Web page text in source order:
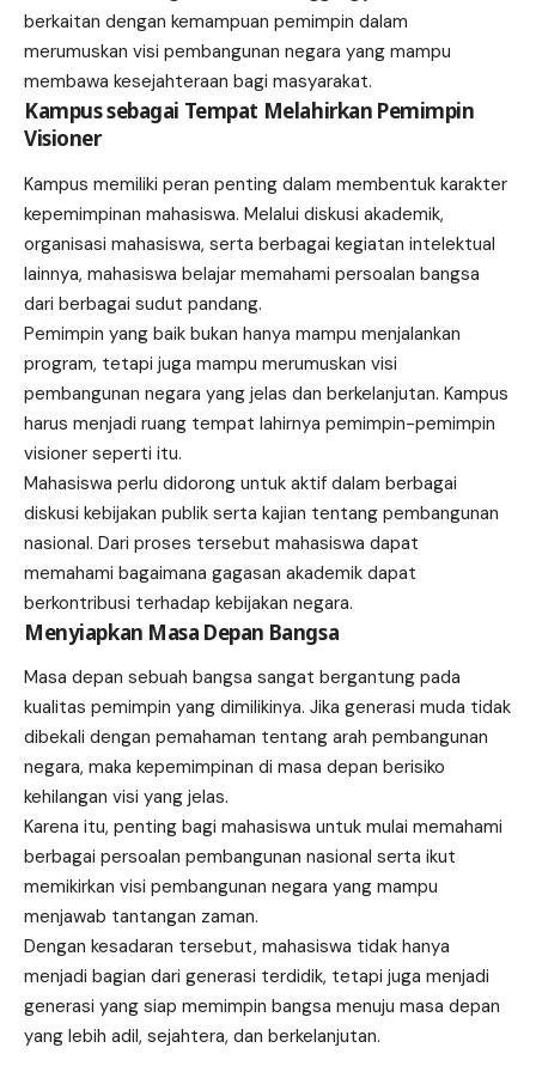
berkaitan dengan kemampuan pemimpin dalam
merumuskan visi pembangunan negara yang mampu
membawa kesejahteraan bagi masyarakat.
Kampus sebagai Tempat Melahirkan Pemimpin
Visioner
Kampus memiliki peran penting dalam membentuk karakter
kepemimpinan mahasiswa. Melalui diskusi akademik,
organisasi mahasiswa, serta berbagai kegiatan intelektual
lainnya, mahasiswa belajar memahami persoalan bangsa
dari berbagai sudut pandang.
Pemimpin yang baik bukan hanya mampu menjalankan
program, tetapi juga mampu merumuskan visi
pembangunan negara yang jelas dan berkelanjutan. Kampus
harus menjadi ruang tempat lahirnya pemimpin-pemimpin
visioner seperti itu.
Mahasiswa perlu didorong untuk aktif dalam berbagai
diskusi kebijakan publik serta kajian tentang pembangunan
nasional. Dari proses tersebut mahasiswa dapat
memahami bagaimana gagasan akademik dapat
berkontribusi terhadap kebijakan negara.
Menyiapkan Masa Depan Bangsa
Masa depan sebuah bangsa sangat bergantung pada
kualitas pemimpin yang dimilikinya. Jika generasi muda tidak
dibekali dengan pemahaman tentang arah pembangunan
negara, maka kepemimpinan di masa depan berisiko
kehilangan visi yang jelas.
Karena itu, penting bagi mahasiswa untuk mulai memahami
berbagai persoalan pembangunan nasional serta ikut
memikirkan visi pembangunan negara yang mampu
menjawab tantangan zaman.
Dengan kesadaran tersebut, mahasiswa tidak hanya
menjadi bagian dari generasi terdidik, tetapi juga menjadi
generasi yang siap memimpin bangsa menuju masa depan
yang lebih adil, sejahtera, dan berkelanjutan.